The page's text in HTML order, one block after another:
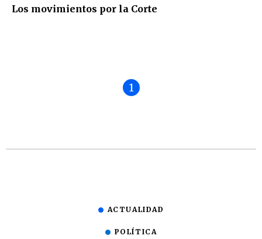
Los movimientos por la Corte
1
ACTUALIDAD
POLÍTICA